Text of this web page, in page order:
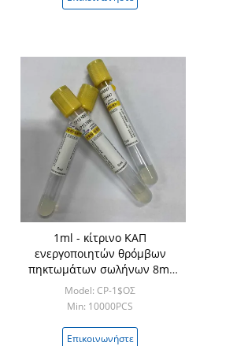
1ml - κίτρινο ΚΑΠ
ενεργοποιητών θρόμβων
πηκτωμάτων σωλήνων 8ml
δείγμα ορών σωλήνων
Model: CP-1$ΟΣ
Min: 10000PCS
Επικοινωνήστε